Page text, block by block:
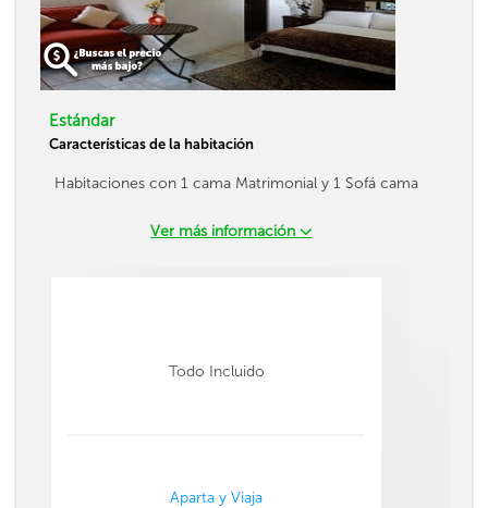
Estándar
Características de la habitación
Habitaciones con 1 cama Matrimonial y 1 Sofá cama
Ver más información
Todo Incluido
Aparta y Viaja